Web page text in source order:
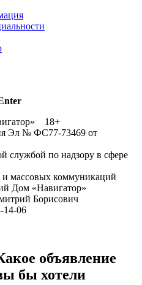
18+
Эл № ФС77-73469 от
службой по надзору в сфере
массовых коммуникаций
Дом «Навигатор»
Борисович
14-06
объявление
бы хотели